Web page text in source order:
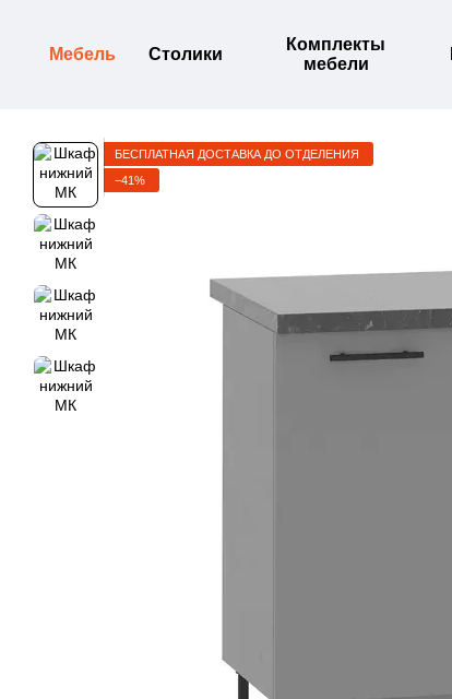
Мебель Столики
Комплекты
мебели
БЕСПЛАТНАЯ ДОСТАВКА ДО ОТДЕЛЕНИЯ
−41%